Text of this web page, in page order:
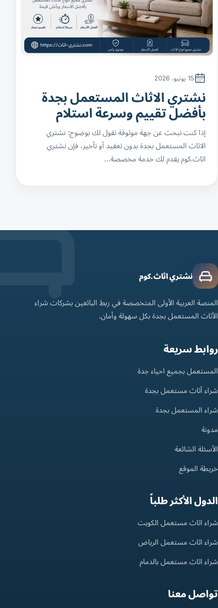
15 يونيو، 2026
نشتري الاثاث المستعمل بجدة
بأفضل تقييم وسرعة استلام
إذا كنت تبحث عن جهة موثوقة تقول لك بوضوح: نشتري
الاثاث المستعمل بجدة بدون تعقيد أو تأخير، فإن نشتري
اثاث.كوم يقدم لك خدمة مخصصة…
نشتري اثاث.كوم
المنصة العربية الأولى المتخصصة في ربط البائعين بشركات شراء
الأثاث المستعمل بجدة بكل سهولة وأمان.
روابط سريعة
المستعمل بجميع احياء جدة
شراء أثاث مستعمل بجدة
شراء المستعمل بجدة
مدونة
الأسئلة الشائعة
خريطة الموقع
الدول الأكثر طلباً
شراء اثاث مستعمل الكويت
شراء اثاث مستعمل الرياض
شراء اثاث مستعمل بالدمام
تواصل معنا